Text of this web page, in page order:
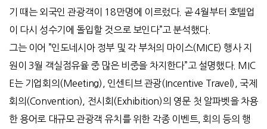
기 때는 외국인 관광객이 18만명에 이르렀다. 곧 4월부터 호텔업
이 다시 성수기에 돌입할 것으로 보인다”고 분석했다.
그는 이어 ”인도네시아 정부 및 각 부처의 마이스(MICE) 행사 지
원이 3월 객실점유율 중 많은 비중을 차지한다”고 설명했다. MIC
E는 기업회의(Meeting), 인센티브 관광(Incentive Travel), 국제
회의(Convention), 전시회(Exhibition)의 영문 첫 알파벳을 차용
한 용어로 대규모 관광객 유치를 위한 각종 이벤트, 회의 등의 행